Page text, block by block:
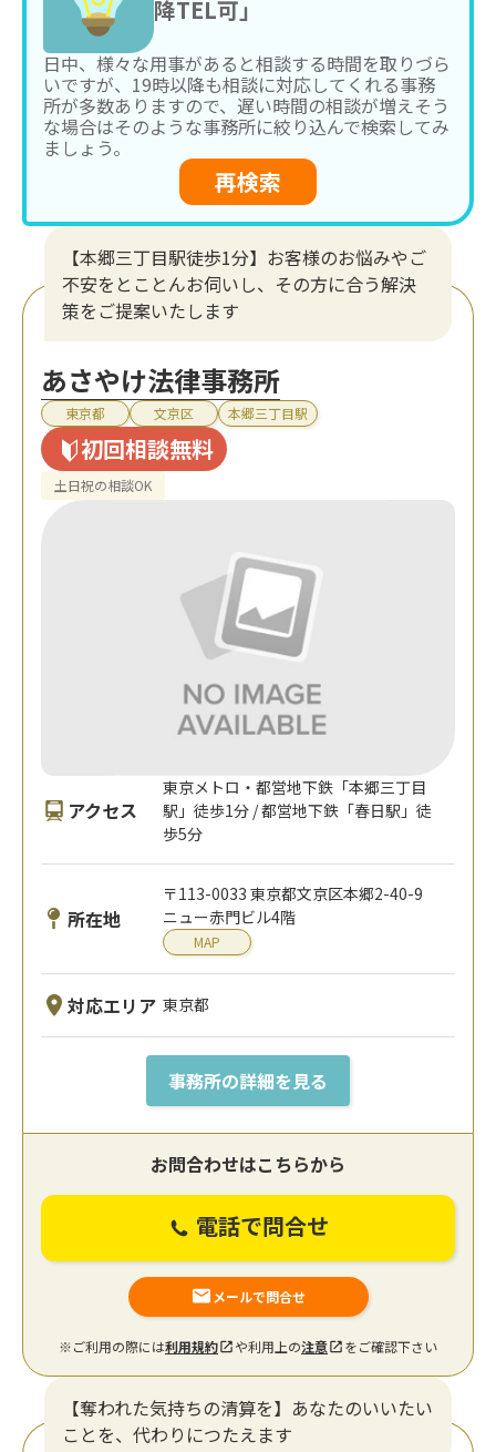
降TEL可」
日中、様々な用事があると相談する時間を取りづら
いですが、19時以降も相談に対応してくれる事務
所が多数ありますので、遅い時間の相談が増えそう
な場合はそのような事務所に絞り込んで検索してみ
ましょう。
再検索
【本郷三丁目駅徒歩1分】お客様のお悩みやご
不安をとことんお伺いし、その方に合う解決
策をご提案いたします
あさやけ法律事務所
東京都 文京区 本郷三丁目駅
初回相談無料
土日祝の相談OK
アクセス
東京メトロ・都営地下鉄「本郷三丁目
駅」徒歩1分 / 都営地下鉄「春日駅」徒
歩5分
所在地
〒113-0033 東京都文京区本郷2-40-9
ニュー赤門ビル4階
MAP
対応エリア 東京都
事務所の詳細を見る
お問合わせはこちらから
電話で問合せ
メールで問合せ
※ご利用の際には利用規約 や利用上の注意 をご確認下さい
【奪われた気持ちの清算を】あなたのいいたい
ことを、代わりにつたえます